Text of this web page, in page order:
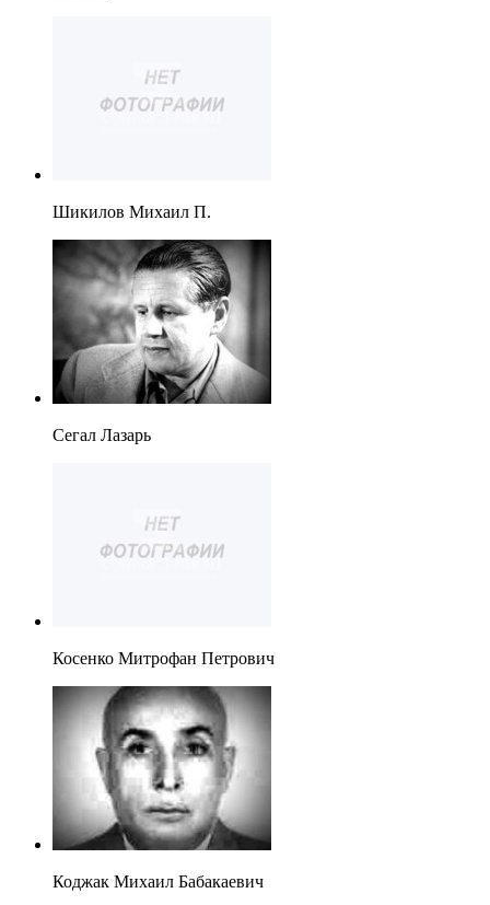
Шикилов Михаил П.
Сегал Лазарь
Косенко Митрофан Петрович
Коджак Михаил Бабакаевич